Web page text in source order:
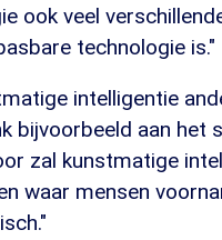
ook veel
technologie is."
intelligentie
bijvoorbeeld aan het
zal kunstmatige
waar mensen